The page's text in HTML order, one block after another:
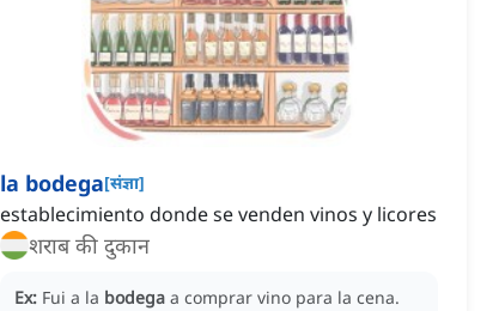
la bodega[संज्ञा]
establecimiento donde se venden vinos y licores
शराब की दुकान
Ex: Fui a la bodega a comprar vino para la cena.